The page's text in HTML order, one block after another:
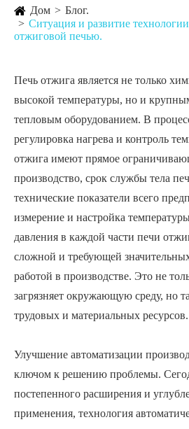
Дом
Блог.
Ситуация и развитие
отжиговой печью.
Печь отжига является не только
высокой температуры, но и
тепловым оборудованием. В
регулировка нагрева и контроль
отжига имеют прямое
производство, срок службы тела
технические показатели всего
измерение и настройка
давления в каждой части печи
сложной и требующей
работой в производстве. Это не
загрязняет окружающую среду, но
трудовых и материальных ресурсов.
Улучшение автоматизации
ключом к решению проблемы.
постепенного расширения и
применения, технология